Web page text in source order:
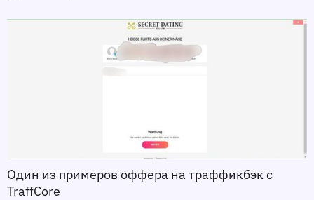
Один из примеров оффера на траффикбэк с
TraffCore